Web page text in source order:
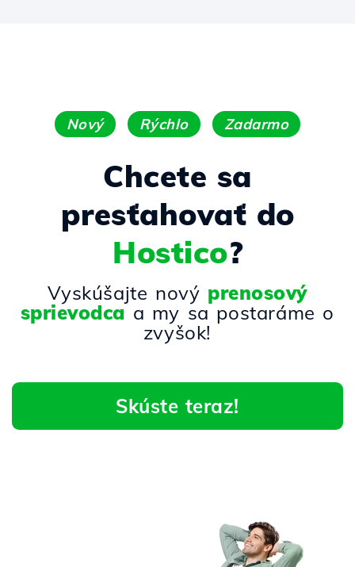
Nový Rýchlo Zadarmo
Chcete sa
presťahovať do
Hostico?
Vyskúšajte nový prenosový
sprievodca a my sa postaráme o
zvyšok!
Skúste teraz!